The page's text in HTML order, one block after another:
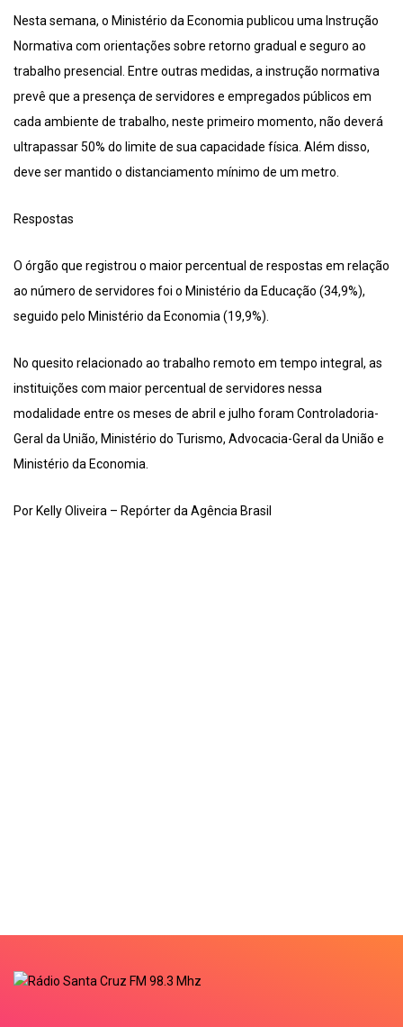
Nesta semana, o Ministério da Economia publicou uma Instrução
Normativa com orientações sobre retorno gradual e seguro ao
trabalho presencial. Entre outras medidas, a instrução normativa
prevê que a presença de servidores e empregados públicos em
cada ambiente de trabalho, neste primeiro momento, não deverá
ultrapassar 50% do limite de sua capacidade física. Além disso,
deve ser mantido o distanciamento mínimo de um metro.
Respostas
O órgão que registrou o maior percentual de respostas em relação
ao número de servidores foi o Ministério da Educação (34,9%),
seguido pelo Ministério da Economia (19,9%).
No quesito relacionado ao trabalho remoto em tempo integral, as
instituições com maior percentual de servidores nessa
modalidade entre os meses de abril e julho foram Controladoria-
Geral da União, Ministério do Turismo, Advocacia-Geral da União e
Ministério da Economia.
Por Kelly Oliveira – Repórter da Agência Brasil